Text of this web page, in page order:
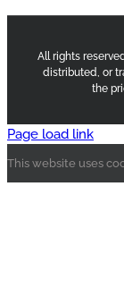
All rights
distributed, or
the
Page load link
This website uses